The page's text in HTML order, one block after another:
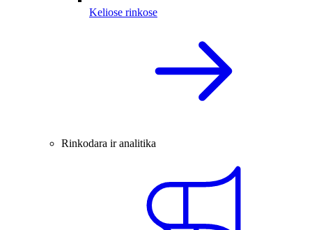
Keliose rinkose
Rinkodara ir analitika